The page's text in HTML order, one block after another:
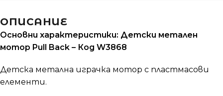
ОПИСАНИЕ
Основни характеристики: Детски метален
мотор Pull Back – Код W3868
Детска метална играчка мотор с пластмасови
елементи.